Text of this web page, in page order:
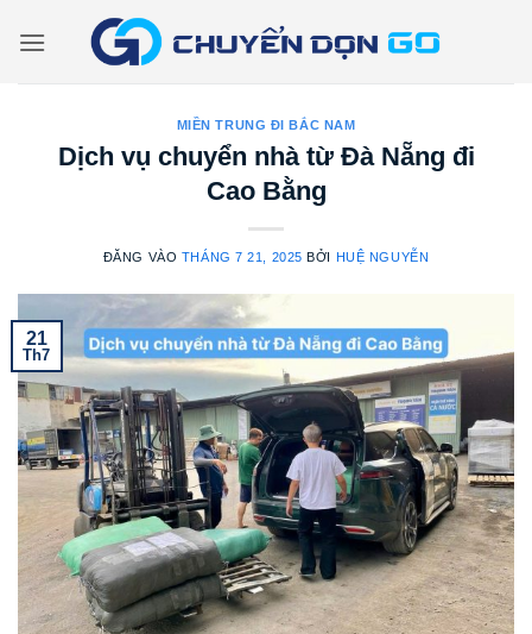
qua
MIỀN TRUNG ĐI BẮC NAM
Dịch vụ chuyển nhà từ Đà Nẵng đi
Cao Bằng
ĐĂNG VÀO THÁNG 7 21, 2025 BỞI HUỆ NGUYỄN
21
Th7